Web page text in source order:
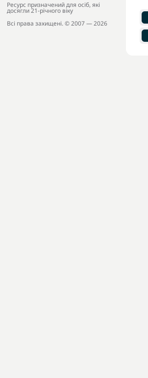
Ресурс призначений для осіб, які
досягли 21-річного віку
Всі права захищені. © 2007 — 2026